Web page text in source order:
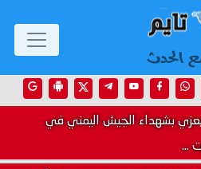
يعزي بشهداء الجيش اليمني في
...